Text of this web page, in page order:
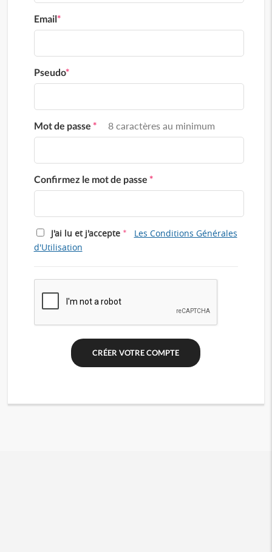
Email*
Pseudo*
Mot de passe * 8 caractères au minimum
Confirmez le mot de passe *
J'ai lu et j'accepte *
Les Conditions Générales
d'Utilisation